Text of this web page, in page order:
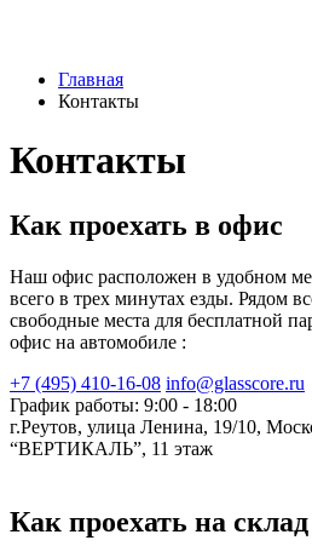
Главная
Контакты
Контакты
Как проехать в офис
Наш офис расположен в удобном
всего в трех минутах езды. Рядом
свободные места для бесплатной
офис на автомобиле :
+7 (495) 410-16-08 info@glasscore.ru
График работы: 9:00 - 18:00
г.Реутов, улица Ленина, 19/10,
“ВЕРТИКАЛЬ”, 11 этаж
Как проехать на